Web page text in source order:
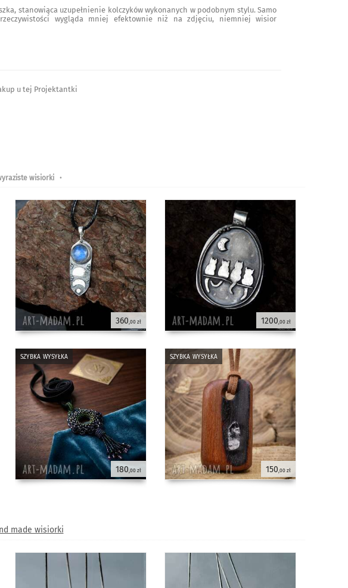
stanowiąca uzupełnienie kolczyków wykonanych w podobnym stylu. Samo
wygląda mniej efektownie niż na zdjęciu, niemniej wisior
u tej Projektantki
wisiorki•
360,00 zł 1200,00 zł
szybka wysyłka
180,00 zł
szybka wysyłka
150,00 zł
made wisiorki